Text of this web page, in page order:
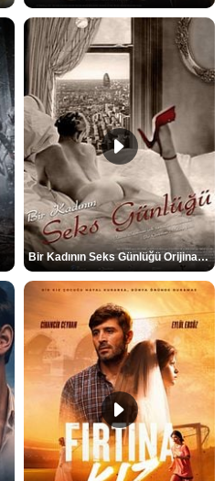
Bir Kadının Seks Günlüğü Orijinal Fragman